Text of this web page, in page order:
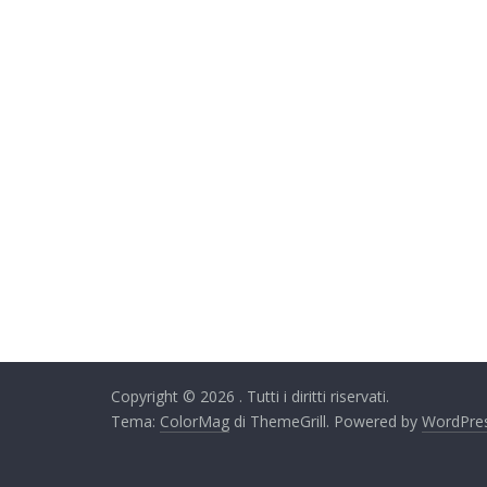
Copyright © 2026 . Tutti i diritti riservati.
Tema: ColorMag di ThemeGrill. Powered by